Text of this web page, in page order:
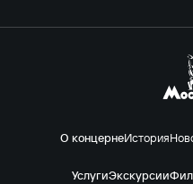
О концернеИстория
УслугиЭкскурсии